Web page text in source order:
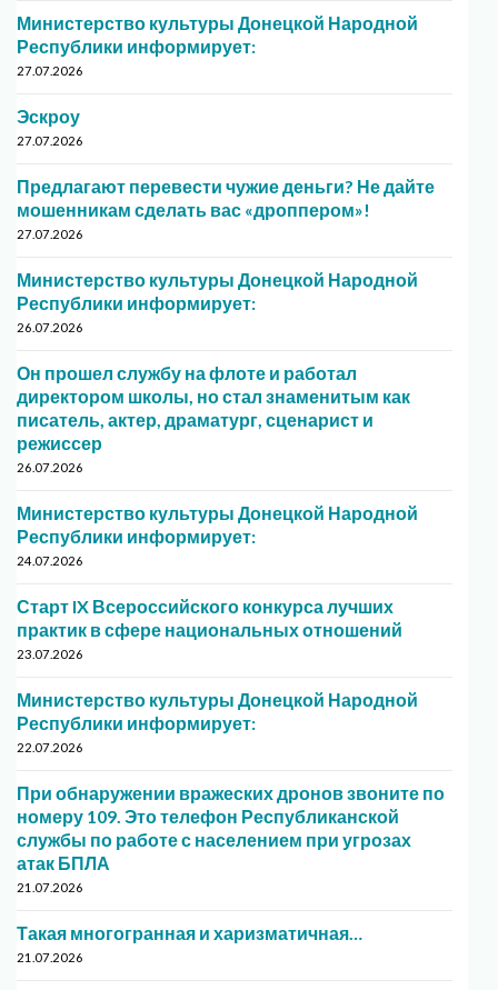
Министерство культуры Донецкой Народной
Республики информирует:
27.07.2026
Эскроу
27.07.2026
Предлагают перевести чужие деньги? Не дайте
мошенникам сделать вас «дроппером»!
27.07.2026
Министерство культуры Донецкой Народной
Республики информирует:
26.07.2026
Он прошел службу на флоте и работал
директором школы, но стал знаменитым как
писатель, актер, драматург, сценарист и
режиссер
26.07.2026
Министерство культуры Донецкой Народной
Республики информирует:
24.07.2026
Старт IX Всероссийского конкурса лучших
практик в сфере национальных отношений
23.07.2026
Министерство культуры Донецкой Народной
Республики информирует:
22.07.2026
При обнаружении вражеских дронов звоните по
номеру 109. Это телефон Республиканской
службы по работе с населением при угрозах
атак БПЛА
21.07.2026
Такая многогранная и харизматичная…
21.07.2026